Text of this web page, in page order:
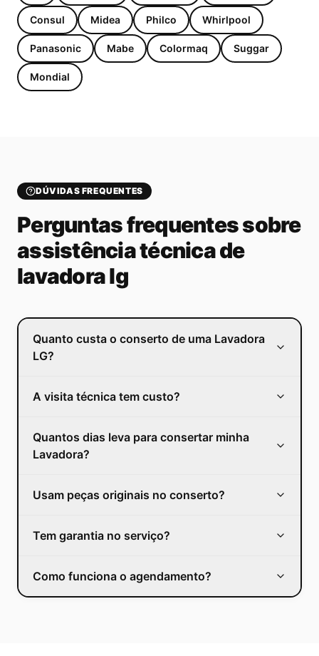
Consul Midea Philco Whirlpool
Panasonic Mabe Colormaq Suggar
Mondial
DÚVIDAS FREQUENTES
Perguntas frequentes sobre
assistência técnica de
lavadora lg
Quanto custa o conserto de uma Lavadora
LG?
A visita técnica tem custo?
Quantos dias leva para consertar minha
Lavadora?
Usam peças originais no conserto?
Tem garantia no serviço?
Como funciona o agendamento?